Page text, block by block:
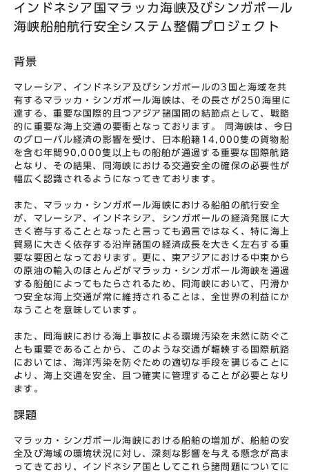
インドネシア国マラッカ海峡及びシンガポール
海峡船舶航行安全システム整備プロジェクト
背景
マレーシア、インドネシア及びシンガポールの3国と海域を共
有するマラッカ・シンガポール海峡は、その長さが250海里に
達する、重要な国際的且つアジア諸国間の結節点として、戦略
的に重要な海上交通の要衝となっております。 同海峡は、今日
のグローバル経済の影響を受け、日本船籍14,000隻の貨物船
を含む年間90,000隻以上もの船舶が通過する重要な国際航路
となり、その結果、同海峡における交通安全の確保の必要性が
幅広く認識されるようになってきております。
また、マラッカ・シンガポール海峡における船舶の航行安全
が、マレーシア、インドネシア、シンガポールの経済発展に大
きく寄与することとなったと言っても過言ではなく、特に海上
貿易に大きく依存する沿岸諸国の経済成長を大きく左右する重
要な要因となっております。更に、東アジアにおける中東から
の原油の輸入のほとんどがマラッカ・シンガポール海峡を通過
する船舶によってもたらされるため、同海峡において、円滑か
つ安全な海上交通が常に維持されることは、全世界の利益にか
なうことを意味しています。
また、同海峡における海上事故による環境汚染を未然に防ぐこ
とも重要であることから、このような交通が輻輳する国際航路
においては、海洋汚染を防ぐための適切な手段を講じることに
より、海上交通を安全、且つ確実に管理することが必要となり
ます。
課題
マラッカ・シンガポール海峡における船舶の増加が、船舶の安
全及び海域の環境状況に対し、深刻な影響を与える懸念が高ま
ってきており、インドネシア国としてこれら諸問題についてに